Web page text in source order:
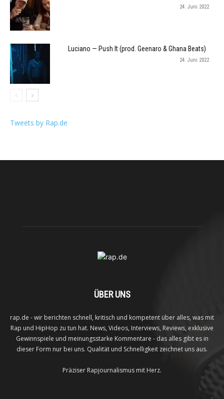
24. Juni 2022
Luciano — Push It (prod. Geenaro & Ghana Beats)
24. Juni 2022
Tweets by Rap.de
ÜBER UNS
rap.de - wir berichten schnell, kritisch und kompetent über alles, was mit
Rap und HipHop zu tun hat. News, Videos, Interviews, Reviews, exklusive
Gewinnspiele und meinungsstarke Kommentare - das alles gibt es in
dieser Form nur bei uns. Qualität und Schnelligkeit zeichnet uns aus.
Präziser Rapjournalismus mit Herz.